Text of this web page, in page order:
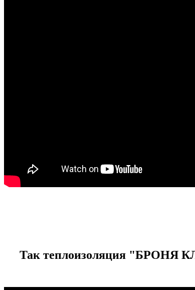
Так теплоизоляция "БРОНЯ